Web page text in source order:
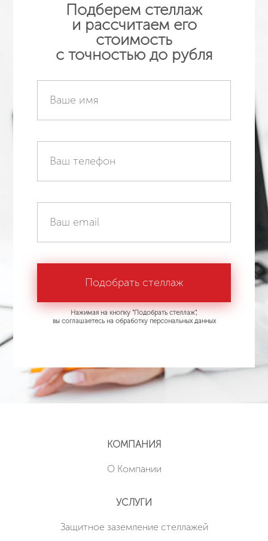
Подберем стеллаж
и рассчитаем его
стоимость
с точностью до рубля
Нажимая на кнопку "Подобрать стеллаж",
вы соглашаетесь на обработку персональных данных
КОМПАНИЯ
О Компании
УСЛУГИ
Защитное заземление стеллажей